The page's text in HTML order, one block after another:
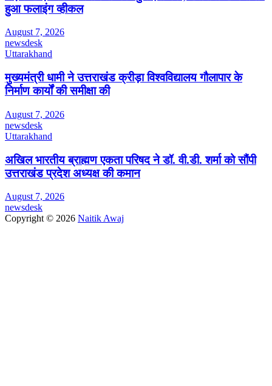
हुआ फलाइंग व्हीकल
August 7, 2026
newsdesk
Uttarakhand
मुख्यमंत्री धामी ने उत्तराखंड क्रीड़ा विश्वविद्यालय गौलापार के
निर्माण कार्यों की समीक्षा की
August 7, 2026
newsdesk
Uttarakhand
अखिल भारतीय ब्राह्मण एकता परिषद ने डॉ. वी.डी. शर्मा को सौंपी
उत्तराखंड प्रदेश अध्यक्ष की कमान
August 7, 2026
newsdesk
Copyright © 2026 Naitik Awaj